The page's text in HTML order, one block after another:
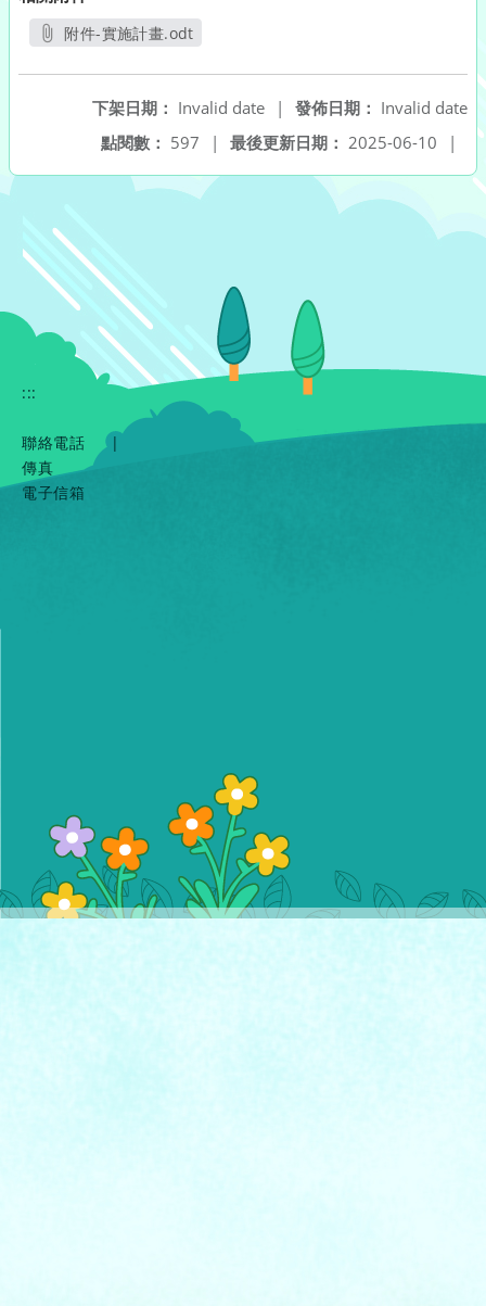
附件-實施計畫.odt
發佈日期： Invalid date
下架日期： Invalid date
|
最後更新日期： 2025-06-10 |
點閱數： 597 |
:::
聯絡電話
|
傳真
電子信箱